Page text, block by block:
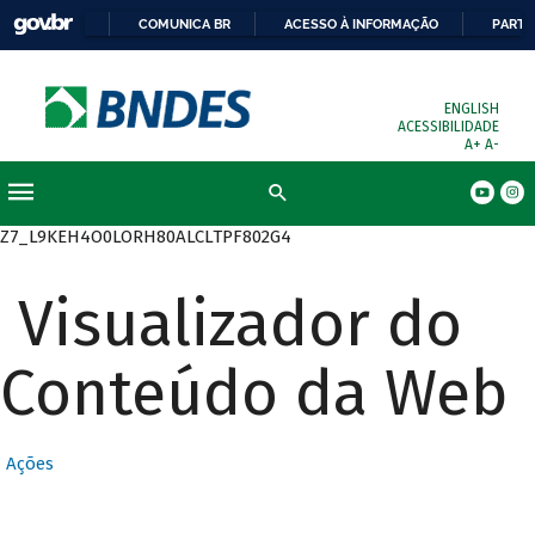
COMUNICA BR ACESSO À INFORMAÇÃO
ENGLISH
ACESSIBILIDADE
A+ A-
Z7_L9KEH4O0LORH80ALCLTPF802G4
Visualizador do
Conteúdo da Web
Ações